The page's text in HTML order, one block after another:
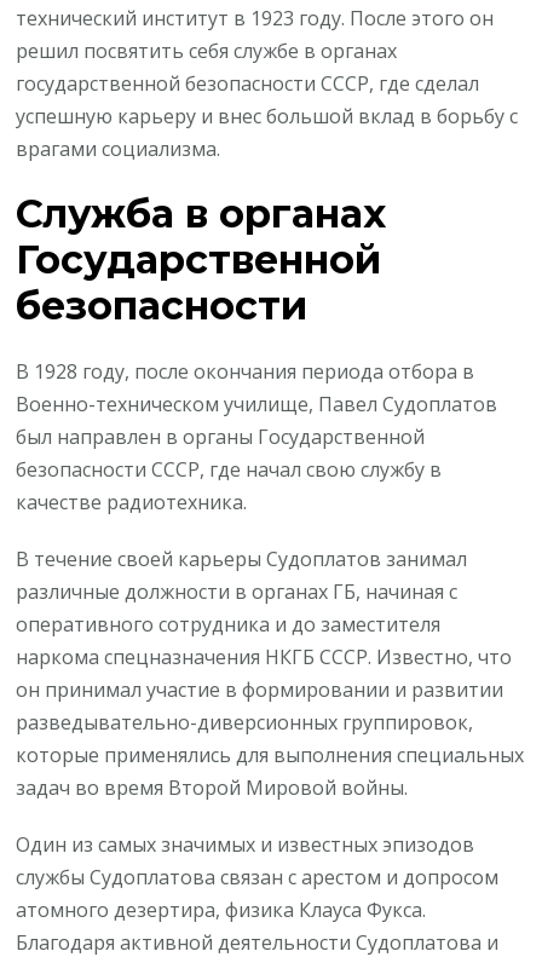
технический институт в 1923 году. После этого он
решил посвятить себя службе в органах
государственной безопасности СССР, где сделал
успешную карьеру и внес большой вклад в борьбу с
врагами социализма.
Служба в органах
Государственной
безопасности
В 1928 году, после окончания периода отбора в
Военно-техническом училище, Павел Судоплатов
был направлен в органы Государственной
безопасности СССР, где начал свою службу в
качестве радиотехника.
В течение своей карьеры Судоплатов занимал
различные должности в органах ГБ, начиная с
оперативного сотрудника и до заместителя
наркома спецназначения НКГБ СССР. Известно, что
он принимал участие в формировании и развитии
разведывательно-диверсионных группировок,
которые применялись для выполнения специальных
задач во время Второй Мировой войны.
Один из самых значимых и известных эпизодов
службы Судоплатова связан с арестом и допросом
атомного дезертира, физика Клауса Фукса.
Благодаря активной деятельности Судоплатова и